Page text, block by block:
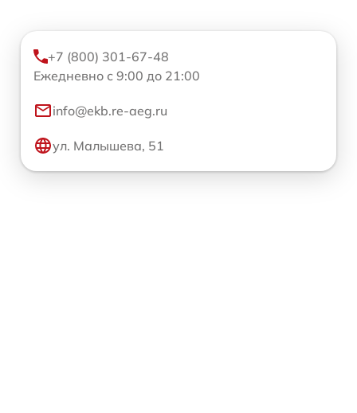
+7 (800) 301-67-48
Ежедневно с 9:00 до 21:00
info@ekb.re-aeg.ru
ул. Малышева, 51